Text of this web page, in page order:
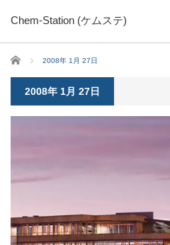
Chem-Station (ケムステ)
ホーム 2008年 1月 27日
2008年 1月 27日